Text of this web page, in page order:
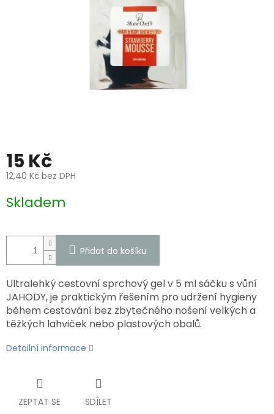
15 Kč
12,40 Kč bez DPH
cena:
Skladem
Přidat do košíku
Ultralehký cestovní sprchový gel v 5 ml sáčku s vůní
JAHODY, je praktickým řešením pro udržení hygieny
během cestování bez zbytečného nošení velkých a
těžkých lahviček nebo plastových obalů.
Detailní informace
ZEPTAT SE SDÍLET